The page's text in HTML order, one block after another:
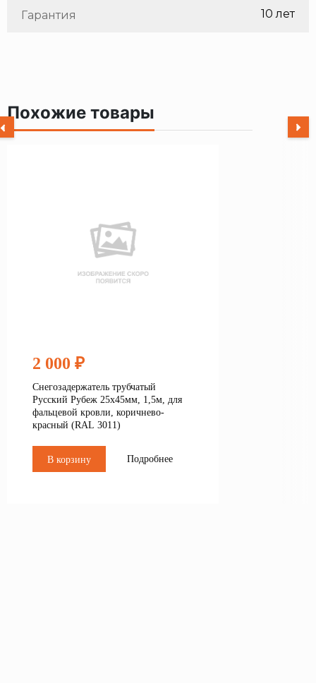
Гарантия 10 лет
Похожие товары
2 000 ₽
Снегозадержатель трубчатый
Русский Рубеж 25х45мм, 1,5м, для
фальцевой кровли, коричнево-
красный (RAL 3011)
В корзину Подробнее